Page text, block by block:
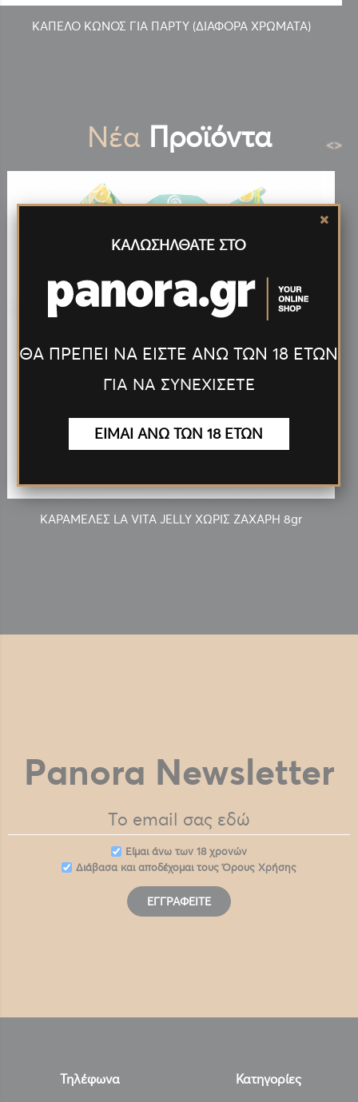
ΚΑΠΕΛΟ ΚΩΝΟΣ ΓΙΑ ΠΑΡΤΥ (ΔΙΑΦΟΡΑ ΧΡΩΜΑΤΑ)
Νέα Προϊόντα
ΚΑΡΑΜΕΛΕΣ LA VITA JELLY ΧΩΡΙΣ ΖΑΧΑΡΗ 8gr
<>
Panora Newsletter
Eίμαι άνω των 18 χρονών
Διάβασα και αποδέχομαι τουςΌρους Χρήσης
ΕΓΓΡΑΦΕΊΤΕ
Τηλέφωνα Κατηγορίες
ΚΑΛΩΣΗΛΘΑΤΕ ΣΤΟ
ΘΑ ΠΡΕΠΕΙ ΝΑ ΕΙΣΤΕ ΑΝΩ ΤΩΝ 18 ΕΤΩΝ
ΓΙΑ ΝΑ ΣΥΝΕΧΙΣΕΤΕ
ΕΙΜΑΙ ΑΝΩ ΤΩΝ 18 ΕΤΩΝ